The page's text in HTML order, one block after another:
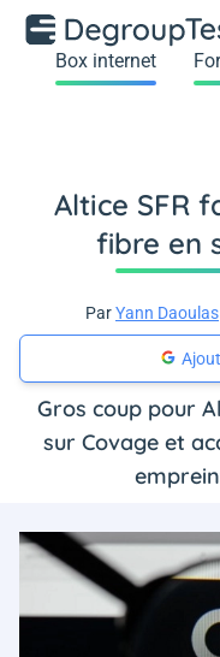
Box internet
Altice SFR
fibre en
ParYann Daoulas
Gros coup pour
sur Covage et